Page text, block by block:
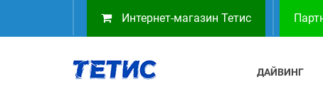
Интернет-магазин Тетис
ДАЙВИНГ